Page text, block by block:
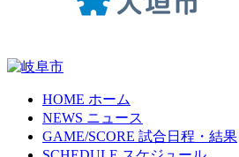
HOME ホーム
NEWS ニュース
GAME/SCORE 試合日程・結果